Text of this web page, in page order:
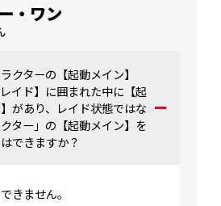
・ワン
クターの【起動メイン】
イド】に囲まれた中に【起
があり、レイド状態ではな
ター」の【起動メイン】を
できますか？
きません。